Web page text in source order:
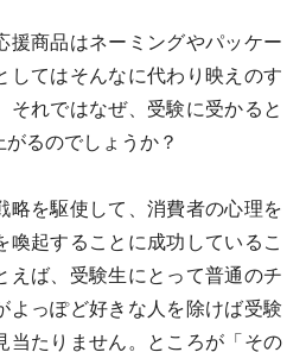
援商品はネーミングやパッケー
してはそんなに代わり映えのす
それではなぜ、受験に受かると
るのでしょうか？
略を駆使して、消費者の心理を
喚起することに成功しているこ
えば、受験生にとって普通のチ
よっぽど好きな人を除けば受験
当たりません。ところが「その